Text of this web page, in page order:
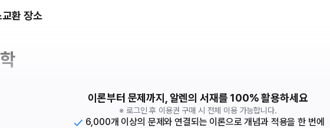
환 장소
이론부터 문제까지, 알렌의 서재를 100% 활용하세요
※ 로그인 후 이용권 구매 시 전체 이용 가능합니다.
6,000개 이상의 문제와 연결되는 이론으로 개념과 적용을 한 번에